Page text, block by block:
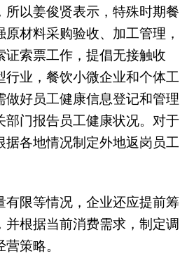
所以姜俊贤表示，特殊时期餐
材料采购验收、加工管理，
证索票工作，提倡无接触收
行业，餐饮小微企业和个体工
做好员工健康信息登记和管理
部门报告员工健康状况。对于
据各地情况制定外地返岗员工
有限等情况，企业还应提前筹
并根据当前消费需求，制定调
策略。